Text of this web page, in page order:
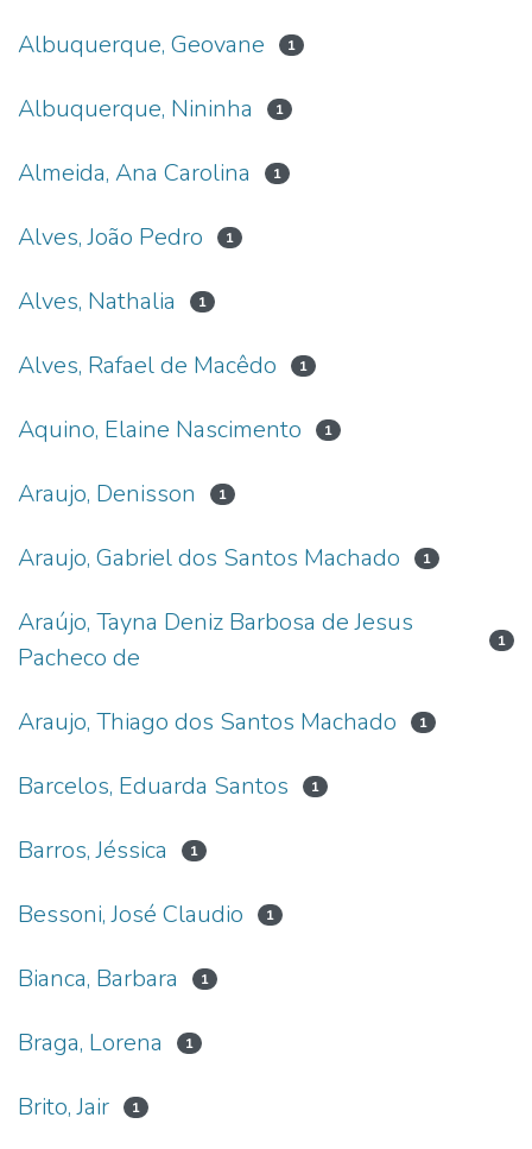
Albuquerque, Geovane 1
Albuquerque, Nininha 1
Almeida, Ana Carolina 1
Alves, João Pedro 1
Alves, Nathalia 1
Alves, Rafael de Macêdo 1
Aquino, Elaine Nascimento 1
Araujo, Denisson 1
Araujo, Gabriel dos Santos Machado 1
Araújo, Tayna Deniz Barbosa de Jesus
Pacheco de
1
Araujo, Thiago dos Santos Machado 1
Barcelos, Eduarda Santos 1
Barros, Jéssica 1
Bessoni, José Claudio 1
Bianca, Barbara 1
Braga, Lorena 1
Brito, Jair 1